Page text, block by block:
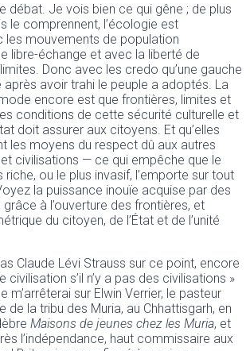
débat. Je vois bien ce qui gêne ; de plus
le comprennent, l’écologie est
les mouvements de population
libre-échange et avec la liberté de
Donc avec les credo qu’une gauche
après avoir trahi le peuple a adoptés. La
encore est que frontières, limites et
conditions de cette sécurité culturelle et
doit assurer aux citoyens. Et qu’elles
les moyens du respect dû aux autres
civilisations — ce qui empêche que le
riche, ou le plus invasif, l’emporte sur tout
la puissance inouïe acquise par des
à l’ouverture des frontières, et
du citoyen, de l’État et de l’unité
Claude Lévi Strauss sur ce point, encore
civilisation s’il n’y a pas des civilisations »
m’arrêterai sur Elwin Verrier, le pasteur
de la tribu des Muria, au Chhattisgarh, en
Maisons de jeunes chez les Muria, et
l’indépendance, haut commissaire aux